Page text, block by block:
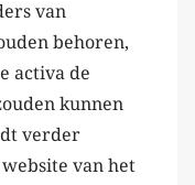
van
behoren,
activa de
kunnen
verder
van het